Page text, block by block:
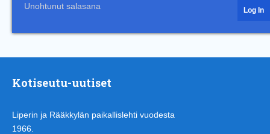
Unohtunut salasana
Kotiseutu-uutiset
Liperin ja Rääkkylän paikallislehti vuodesta
1966.